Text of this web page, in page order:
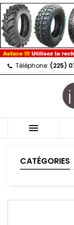
Téléphone: (225)

CATÉGORIES